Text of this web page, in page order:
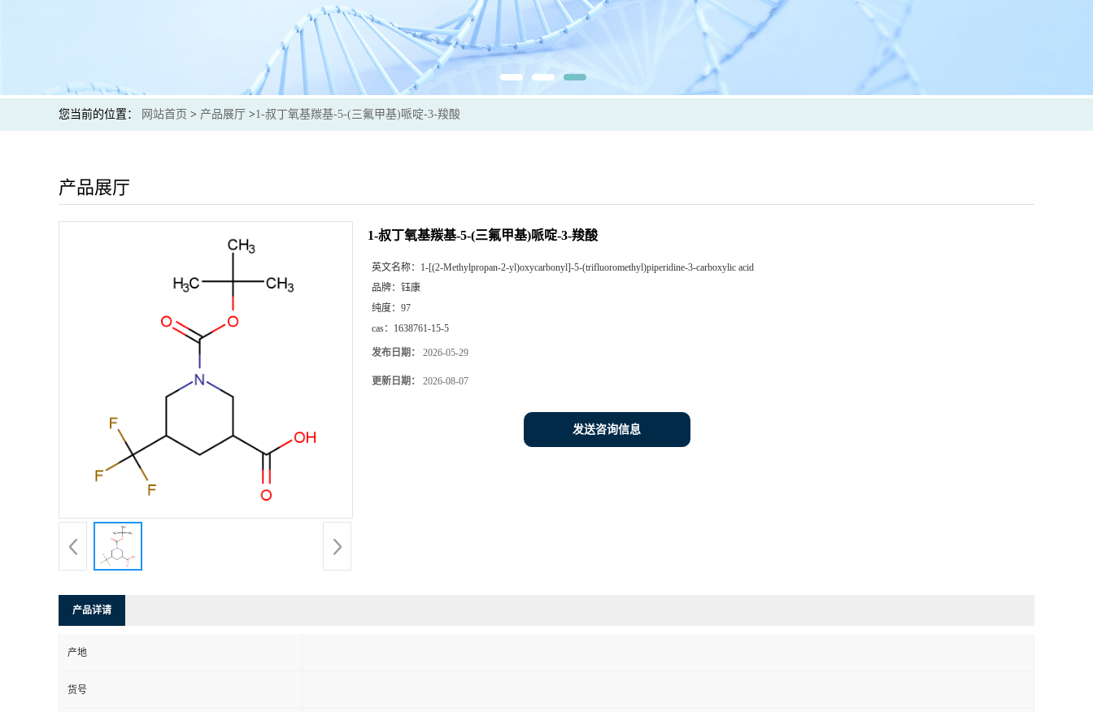
您当前的位置： 网站首页 > 产品展厅 >1-叔丁氧基羰基-5-(三氟甲基)哌啶-3-羧酸
产品展厅
1-叔丁氧基羰基-5-(三氟甲基)哌啶-3-羧酸
英文名称： 1-[(2-Methylpropan-2-yl)oxycarbonyl]-5-(trifluoromethyl)piperidine-3-carboxylic acid
品牌： 钰康
纯度： 97
cas： 1638761-15-5
发布日期： 2026-05-29
更新日期： 2026-08-07
发送咨询信息
产品详请
产地
货号